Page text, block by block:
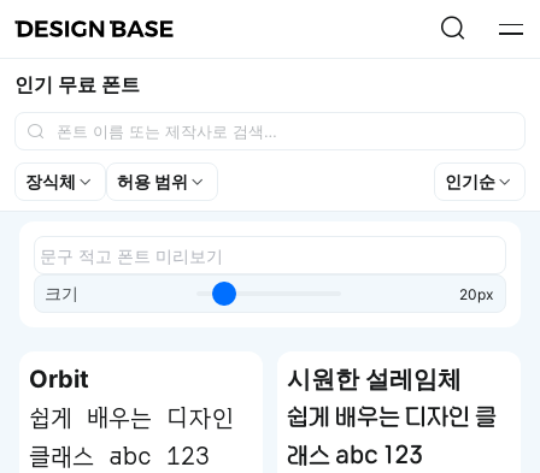
인기 무료 폰트
장식체 허용 범위 인기순
크기 20px
Orbit
쉽게 배우는 디자인
클래스 abc 123
시원한 설레임체
쉽게 배우는 디자인 클
래스 abc 123